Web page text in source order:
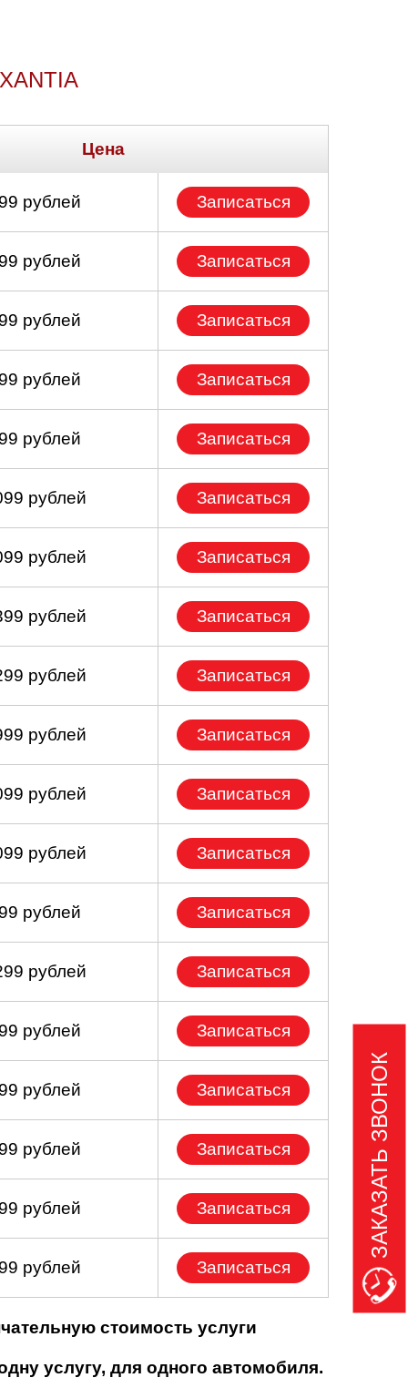
Цена
рублей Записаться
рублей Записаться
рублей Записаться
рублей Записаться
рублей Записаться
рублей Записаться
рублей Записаться
рублей Записаться
рублей Записаться
рублей Записаться
рублей Записаться
рублей Записаться
рублей Записаться
рублей Записаться
рублей Записаться
рублей Записаться
рублей Записаться
рублей Записаться
рублей Записаться
стоимость услуги
услугу, для одного автомобиля.
ЗАКАЗАТЬ ЗВОНОК